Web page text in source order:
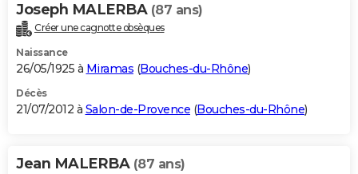
Joseph MALERBA (87 ans)
Créer une cagnotte obsèques
Naissance
26/05/1925 à Miramas (Bouches-du-Rhône)
Décès
21/07/2012 à Salon-de-Provence (Bouches-du-Rhône)
Jean MALERBA (87 ans)